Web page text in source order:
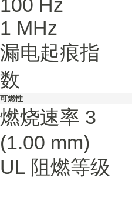
100 Hz
1 MHz
漏电起痕指
数
可燃性
燃烧速率 3
(1.00 mm)
UL 阻燃等级